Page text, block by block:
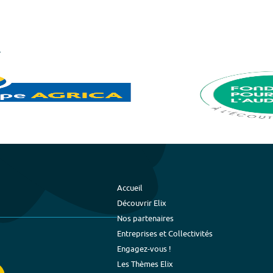
Accueil
Découvrir Elix
Nos partenaires
Entreprises et Collectivités
Engagez-vous !
Les Thèmes Elix